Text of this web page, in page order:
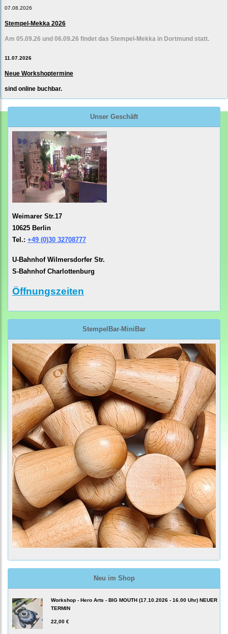
07.08.2026
Stempel-Mekka 2026
Am 05.09.26 und 06.09.26 findet das Stempel-Mekka in Dortmund statt.
11.07.2026
Neue Workshoptermine
sind online buchbar.
Unser Geschäft
Weimarer Str.17
10625 Berlin
Tel.: +49 (0)30 32708777
U-Bahnhof Wilmersdorfer Str.
S-Bahnhof Charlottenburg
Öffnungszeiten
StempelBar-MiniBar
Neu im Shop
Workshop - Hero Arts - BIG MOUTH (17.10.2026 - 16.00 Uhr) NEUER
TERMIN
22,00 €